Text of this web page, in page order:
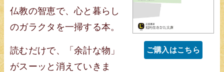
ご購入はこちら
仏教の智恵で、心と暮らし
のガラクタを一掃する本。
読むだけで、「余計な物」
がスーッと消えていきま